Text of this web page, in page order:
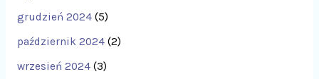
grudzień 2024(5)
październik 2024(2)
wrzesień 2024(3)